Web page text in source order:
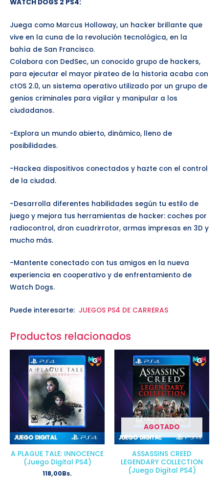
WATCH DOGS 2 PS4:
Juega como Marcus Holloway, un hacker brillante que
vive en la cuna de la revolución tecnológica, en la
bahía de San Francisco.
Colabora con DedSec, un conocido grupo de hackers,
para ejecutar el mayor pirateo de la historia acaba con
ctOS 2.0, un sistema operativo utilizado por un grupo de
genios criminales para vigilar y manipular a los
ciudadanos.
-Explora un mundo abierto, dinámico, lleno de
posibilidades.
-Hackea dispositivos conectados y hazte con el control
de la ciudad.
-Desarrolla diferentes habilidades según tu estilo de
juego y mejora tus herramientas de hacker: coches por
radiocontrol, dron cuadrirrotor, armas impresas en 3D y
mucho más.
-Mantente conectado con tus amigos en la nueva
experiencia en cooperativo y de enfrentamiento de
Watch Dogs.
Puede interesarte: JUEGOS PS4 DE CARRERAS
Productos relacionados
A PLAGUE TALE: INNOCENCE
(Juego Digital PS4)
118,00Bs.
AGOTADO
ASSASSINS CREED
LEGENDARY COLLECTION
(Juego Digital PS4)